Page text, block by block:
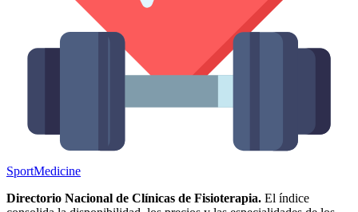
SportMedicine
Directorio Nacional de Clínicas de Fisioterapia. El índice